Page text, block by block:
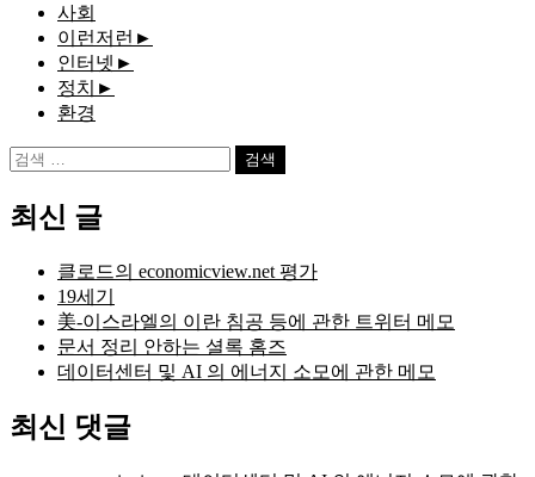
사회
이런저런 ►
인터넷 ►
정치 ►
환경
검
최신 글
클로드의 economicview.net 평가
19세기
美-이스라엘의 이란 침공 등에 관한 트위터 메모
문서 정리 안하는 셜록 홈즈
데이터센터 및 AI 의 에너지 소모에 관한 메모
최신 댓글